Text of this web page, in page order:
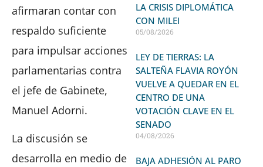
afirmaran contar con
respaldo suficiente
para impulsar acciones
parlamentarias contra
el jefe de Gabinete,
Manuel Adorni.
La discusión se
desarrolla en medio de
LA CRISIS DIPLOMÁTICA
CON MILEI
05/08/2026
LEY DE TIERRAS: LA
SALTEÑA FLAVIA ROYÓN
VUELVE A QUEDAR EN EL
CENTRO DE UNA
VOTACIÓN CLAVE EN EL
SENADO
04/08/2026
BAJA ADHESIÓN AL PARO